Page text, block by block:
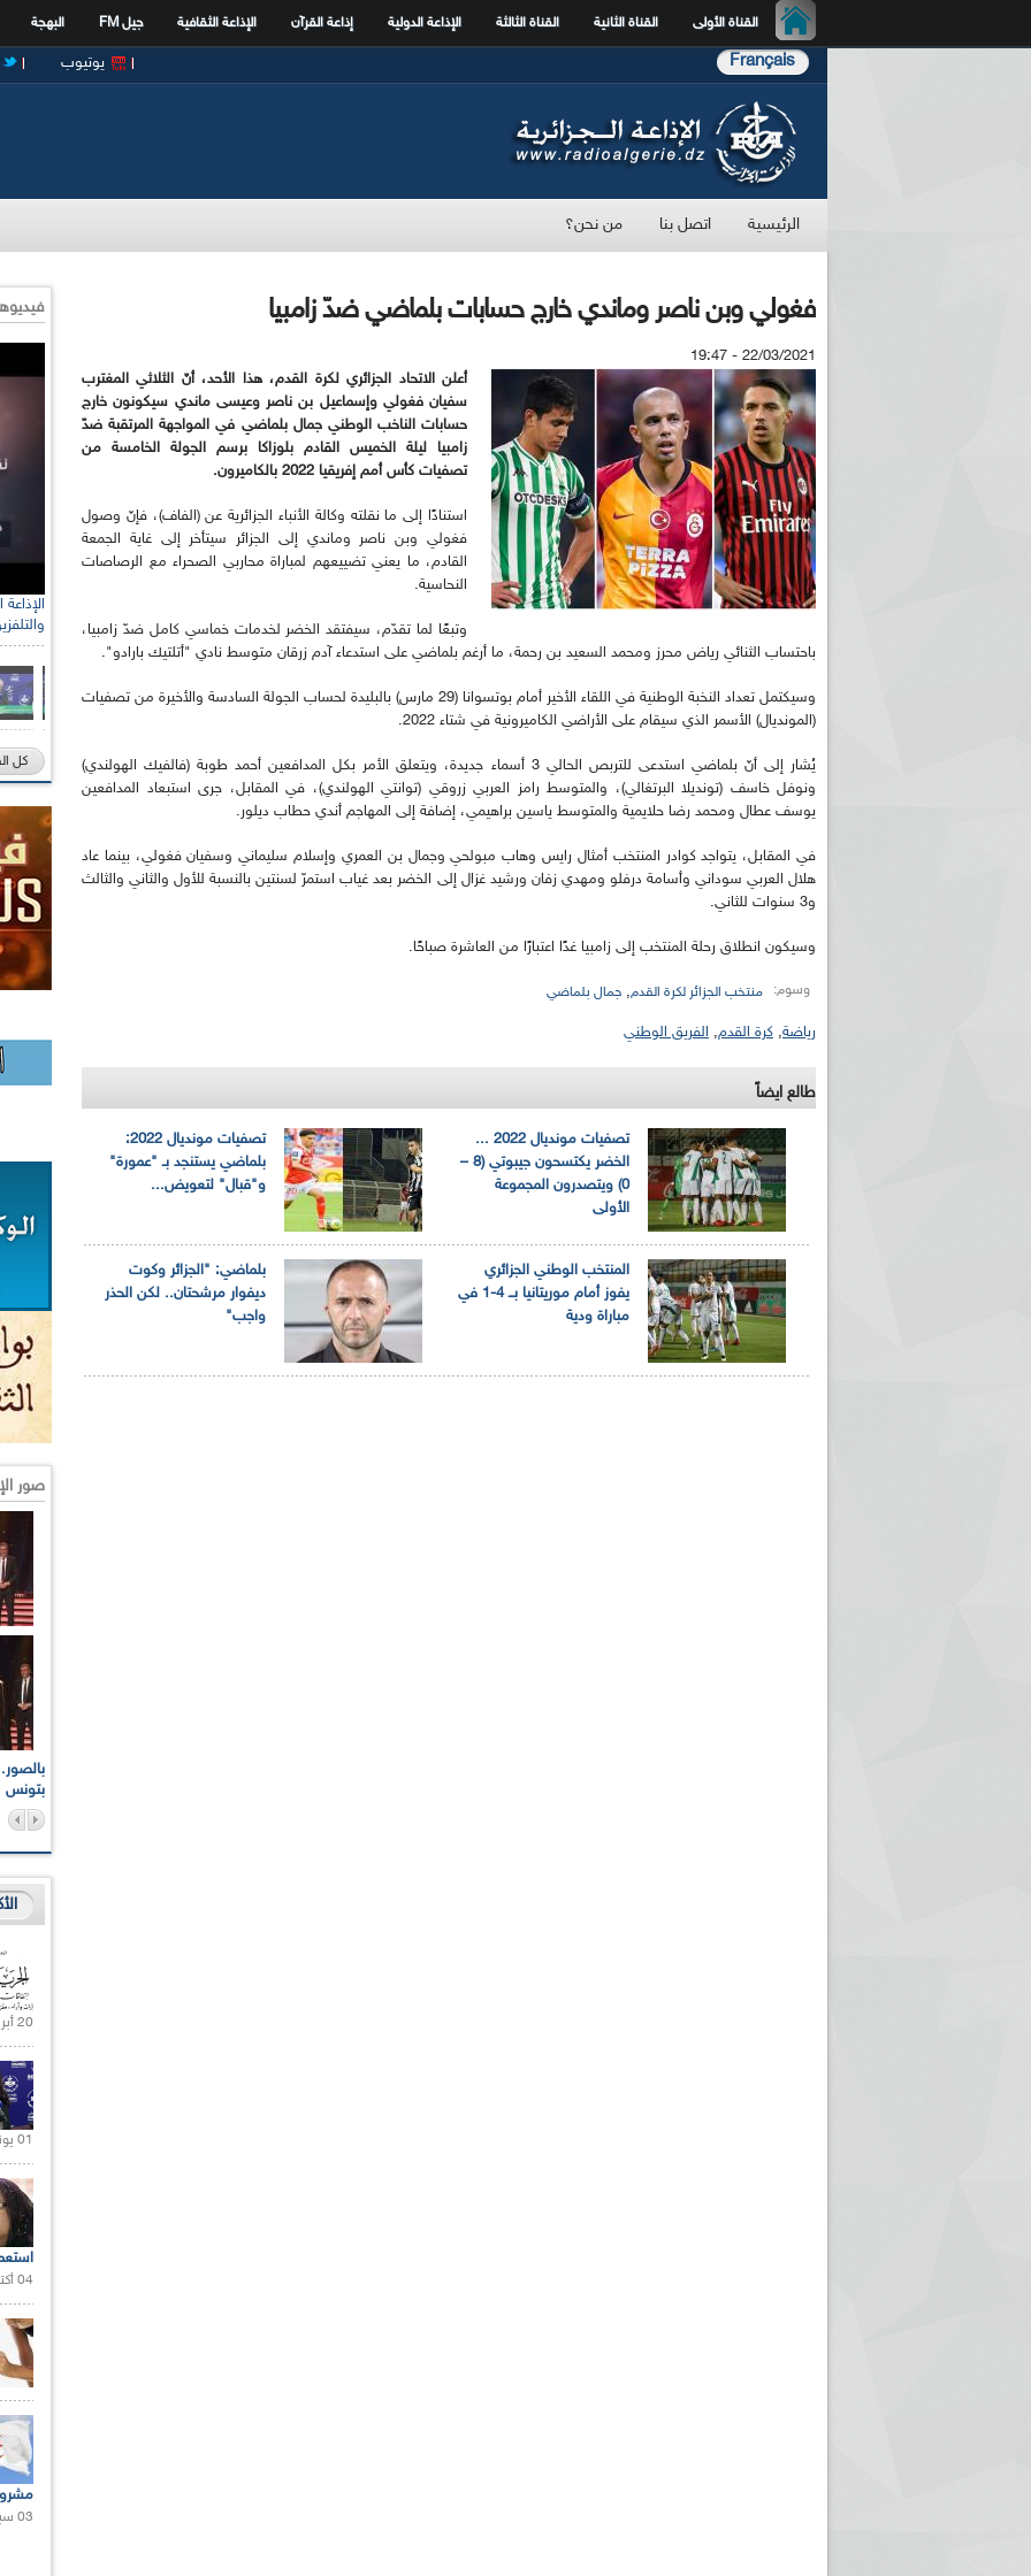
القناة الأولى القناة الثانية القناة الثالثة الإذاعة الدولية إذاعة القرآن الإذاعة الثقافية جيل FM البهجة
Français يوتيوب
الرئيسية اتصل بنا من نحن؟
فغولي وبن ناصر وماندي خارج حسابات بلماضي ضدّ زامبيا
22/03/2021 - 19:47
أعلن الاتحاد الجزائري لكرة القدم، هذا الأحد، أنّ الثلاثي المغترب
سفيان فغولي وإسماعيل بن ناصر وعيسى ماندي سيكونون خارج
حسابات الناخب الوطني جمال بلماضي في المواجهة المرتقبة ضدّ
زامبيا ليلة الخميس القادم بلوزاكا برسم الجولة الخامسة من
تصفيات كأس أمم إفريقيا 2022 بالكاميرون.
استنادًا إلى ما نقلته وكالة الأنباء الجزائرية عن (الفاف)، فإنّ وصول
فغولي وبن ناصر وماندي إلى الجزائر سيتأخر إلى غاية الجمعة
القادم، ما يعني تضييعهم لمباراة محاربي الصحراء مع الرصاصات
النحاسية.
وتبعًا لما تقدّم، سيفتقد الخضر لخدمات خماسي كامل ضدّ زامبيا،
باحتساب الثنائي رياض محرز ومحمد السعيد بن رحمة، ما أرغم بلماضي على استدعاء آدم زرقان متوسط نادي "أتلتيك بارادو".
وسيكتمل تعداد النخبة الوطنية في اللقاء الأخير أمام بوتسوانا (29 مارس) بالبليدة لحساب الجولة السادسة والأخيرة من تصفيات
(المونديال) الأسمر الذي سيقام على الأراضي الكاميرونية في شتاء 2022.
يُشار إلى أنّ بلماضي استدعى للتربص الحالي 3 أسماء جديدة، ويتعلق الأمر بكل المدافعين أحمد طوبة (فالفيك الهولندي)
ونوفل خاسف (تونديلا البرتغالي)، والمتوسط رامز العربي زروقي (توانتي الهولندي)، في المقابل، جرى استبعاد المدافعين
يوسف عطال ومحمد رضا حلايمية والمتوسط ياسين براهيمي، إضافة إلى المهاجم أندي حطاب ديلور.
في المقابل، يتواجد كوادر المنتخب أمثال رايس وهاب مبولحي وجمال بن العمري وإسلام سليماني وسفيان فغولي، بينما عاد
هلال العربي سوداني وأسامة درفلو ومهدي زفان ورشيد غزال إلى الخضر بعد غياب استمرّ لسنتين بالنسبة للأول والثاني والثالث
و3 سنوات للثاني.
وسيكون انطلاق رحلة المنتخب إلى زامبيا غدًا اعتبارًا من العاشرة صباحًا.
وسوم: منتخب الجزائر لكرة القدم, جمال بلماضي
رياضة, كرة القدم, الفريق الوطني
طالع ايضاً
تصفيات مونديال 2022:
بلماضي يستنجد بـ "عمورة"
و"قبال" لتعويض...
تصفيات مونديال 2022 ...
الخضر يكتسحون جيبوتي (8 –
0) ويتصدرون المجموعة
الأولى
بلماضي: "الجزائر وكوت
ديفوار مرشحتان.. لكن الحذر
واجب"
المنتخب الوطني الجزائري
يفوز أمام موريتانيا بــ 4-1 في
مباراة ودية
كل
صور
بتونس
20 أبريل 2021 |
01 يونيو 2021 |
04 أكتوبر 2020 |
03 سبتمبر 2020 |